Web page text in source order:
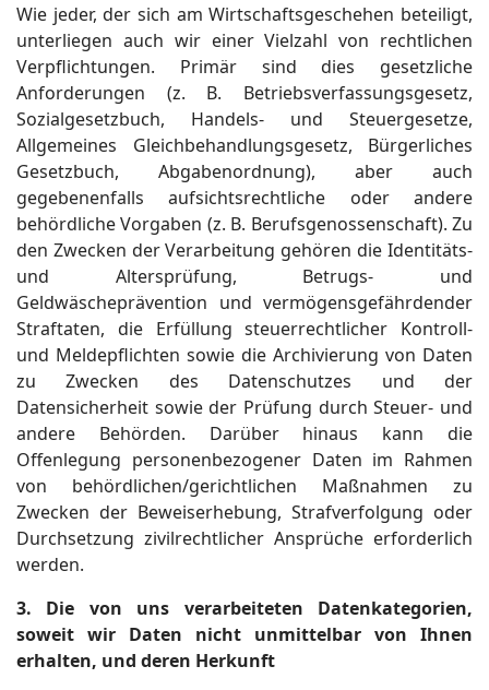
Wie jeder, der sich am Wirtschaftsgeschehen beteiligt,
unterliegen auch wir einer Vielzahl von rechtlichen
Verpflichtungen. Primär sind dies gesetzliche
Anforderungen (z. B. Betriebsverfassungsgesetz,
Sozialgesetzbuch, Handels- und Steuergesetze,
Allgemeines Gleichbehandlungsgesetz, Bürgerliches
Gesetzbuch, Abgabenordnung), aber auch
gegebenenfalls aufsichtsrechtliche oder andere
behördliche Vorgaben (z. B. Berufsgenossenschaft). Zu
den Zwecken der Verarbeitung gehören die Identitäts-
und Altersprüfung, Betrugs- und
Geldwäscheprävention und vermögensgefährdender
Straftaten, die Erfüllung steuerrechtlicher Kontroll-
und Meldepflichten sowie die Archivierung von Daten
zu Zwecken des Datenschutzes und der
Datensicherheit sowie der Prüfung durch Steuer- und
andere Behörden. Darüber hinaus kann die
Offenlegung personenbezogener Daten im Rahmen
von behördlichen/gerichtlichen Maßnahmen zu
Zwecken der Beweiserhebung, Strafverfolgung oder
Durchsetzung zivilrechtlicher Ansprüche erforderlich
werden.
3. Die von uns verarbeiteten Datenkategorien,
soweit wir Daten nicht unmittelbar von Ihnen
erhalten, und deren Herkunft